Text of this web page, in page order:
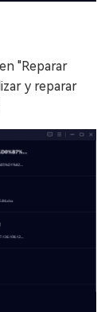
"Reparar
y reparar